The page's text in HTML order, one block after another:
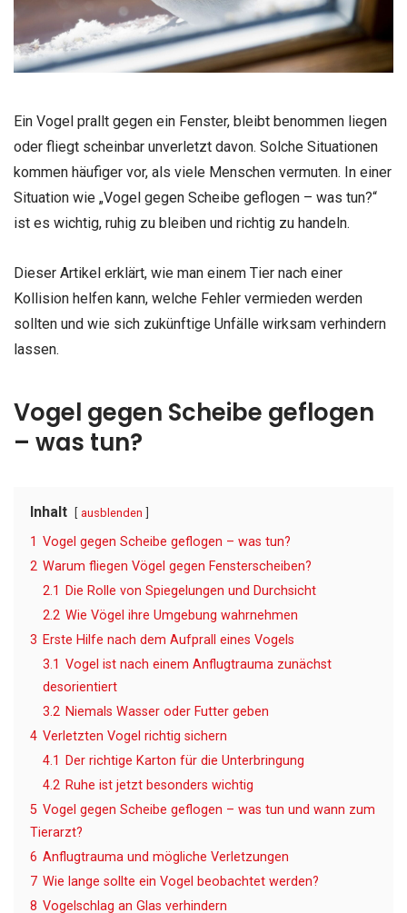
Ein Vogel prallt gegen ein Fenster, bleibt benommen liegen
oder fliegt scheinbar unverletzt davon. Solche Situationen
kommen häufiger vor, als viele Menschen vermuten. In einer
Situation wie „Vogel gegen Scheibe geflogen – was tun?“
ist es wichtig, ruhig zu bleiben und richtig zu handeln.
Dieser Artikel erklärt, wie man einem Tier nach einer
Kollision helfen kann, welche Fehler vermieden werden
sollten und wie sich zukünftige Unfälle wirksam verhindern
lassen.
Vogel gegen Scheibe geflogen
– was tun?
Inhalt ausblenden
1 Vogel gegen Scheibe geflogen – was tun?
2 Warum fliegen Vögel gegen Fensterscheiben?
2.1
Die Rolle von Spiegelungen und Durchsicht
2.2 Wie Vögel ihre Umgebung wahrnehmen
3 Erste Hilfe nach dem Aufprall eines Vogels
3.1 Vogel ist nach einem Anflugtrauma zunächst
desorientiert
3.2 Niemals Wasser oder Futter geben
4 Verletzten Vogel richtig sichern
4.1
Der richtige Karton für die Unterbringung
4.2 Ruhe ist jetzt besonders wichtig
5 Vogel gegen Scheibe geflogen – was tun und wann zum
Tierarzt?
6 Anflugtrauma und mögliche Verletzungen
7 Wie lange sollte ein Vogel beobachtet werden?
8 Vogelschlag an Glas verhindern